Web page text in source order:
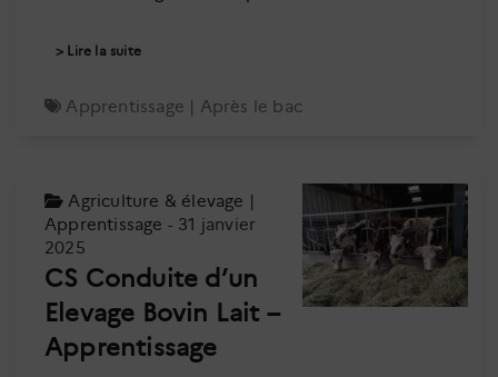
Lire la suite
Apprentissage | Après le bac
Agriculture & élevage |
Apprentissage - 31 janvier
2025
CS Conduite d’un
Elevage Bovin Lait –
Apprentissage